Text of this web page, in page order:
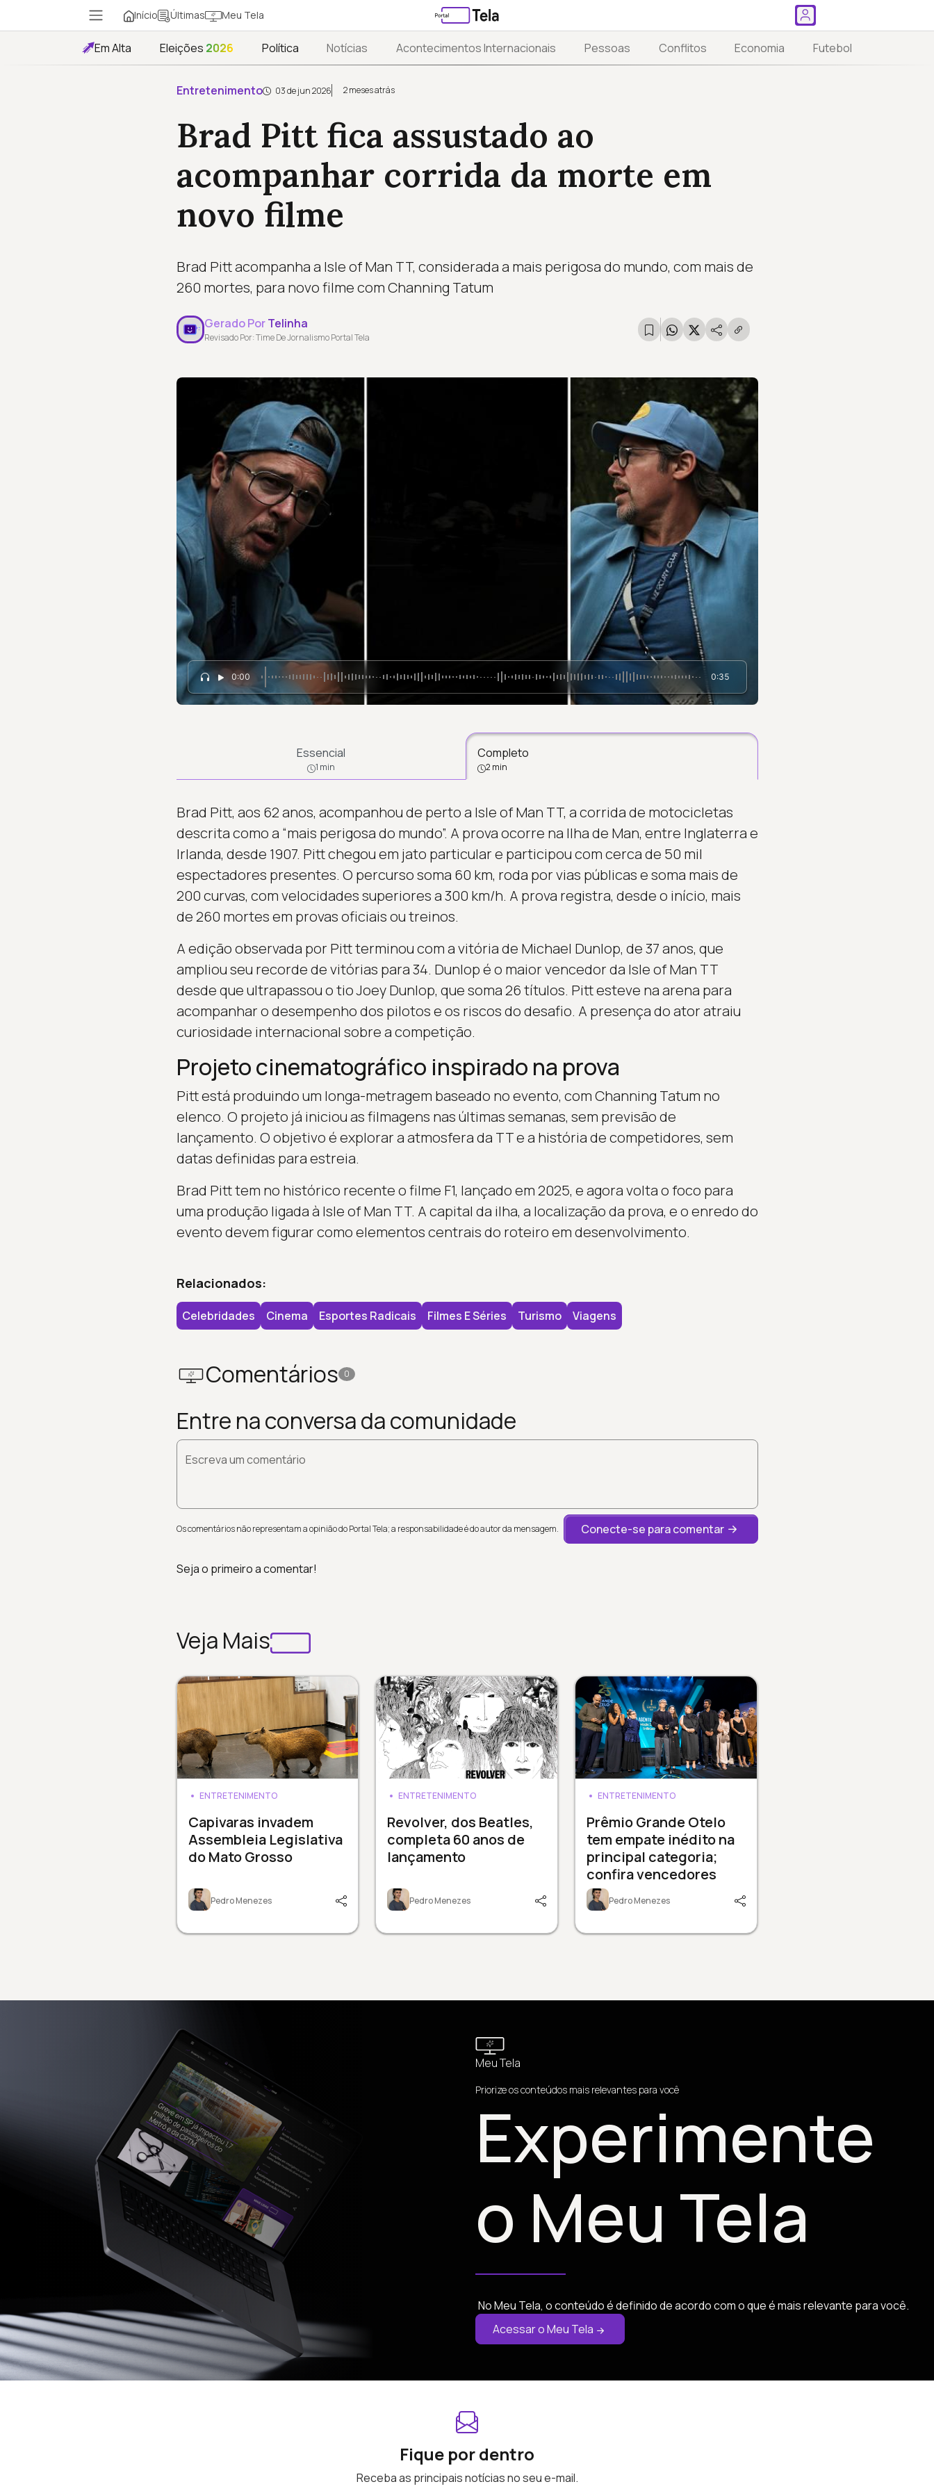
Início Últimas Meu Tela
Em Alta Eleições 2026 Política Notícias Acontecimentos Internacionais Pessoas Conflitos Economia Futebol
Entretenimento 03 de jun 2026 2 meses atrás
Brad Pitt fica assustado ao
acompanhar corrida da morte em
novo filme
Brad Pitt acompanha a Isle of Man TT, considerada a mais perigosa do mundo, com mais de
260 mortes, para novo filme com Channing Tatum
Gerado PorTelinha
Revisado Por: Time De Jornalismo Portal Tela
0:00 0:35
Essencial
1 min
Completo
2 min
Brad Pitt, aos 62 anos, acompanhou de perto a Isle of Man TT, a corrida de motocicletas
descrita como a “mais perigosa do mundo”. A prova ocorre na Ilha de Man, entre Inglaterra e
Irlanda, desde 1907. Pitt chegou em jato particular e participou com cerca de 50 mil
espectadores presentes. O percurso soma 60 km, roda por vias públicas e soma mais de
200 curvas, com velocidades superiores a 300 km/h. A prova registra, desde o início, mais
de 260 mortes em provas oficiais ou treinos.
A edição observada por Pitt terminou com a vitória de Michael Dunlop, de 37 anos, que
ampliou seu recorde de vitórias para 34. Dunlop é o maior vencedor da Isle of Man TT
desde que ultrapassou o tio Joey Dunlop, que soma 26 títulos. Pitt esteve na arena para
acompanhar o desempenho dos pilotos e os riscos do desafio. A presença do ator atraiu
curiosidade internacional sobre a competição.
Projeto cinematográfico inspirado na prova
Pitt está produindo um longa-metragem baseado no evento, com Channing Tatum no
elenco. O projeto já iniciou as filmagens nas últimas semanas, sem previsão de
lançamento. O objetivo é explorar a atmosfera da TT e a história de competidores, sem
datas definidas para estreia.
Brad Pitt tem no histórico recente o filme F1, lançado em 2025, e agora volta o foco para
uma produção ligada à Isle of Man TT. A capital da ilha, a localização da prova, e o enredo do
evento devem figurar como elementos centrais do roteiro em desenvolvimento.
Relacionados:
Celebridades Cinema Esportes Radicais Filmes E Séries Turismo Viagens
Comentários 0
Entre na conversa da comunidade
Escreva um comentário
Os comentários não representam a opinião do Portal Tela; a responsabilidade é do autor da mensagem. Conecte-se para comentar
Seja o primeiro a comentar!
Veja Mais
ENTRETENIMENTO
Capivaras invadem
Assembleia Legislativa
do Mato Grosso
Pedro Menezes
ENTRETENIMENTO
Revolver, dos Beatles,
completa 60 anos de
lançamento
Pedro Menezes
ENTRETENIMENTO
Prêmio Grande Otelo
tem empate inédito na
principal categoria;
confira vencedores
Pedro Menezes
Meu Tela
Priorize os conteúdos mais relevantes para você
Experimente
o Meu Tela
No Meu Tela, o conteúdo é definido de acordo com o que é mais relevante para você.
Acessar o Meu Tela
Fique por dentro
Receba as principais notícias no seu e-mail.